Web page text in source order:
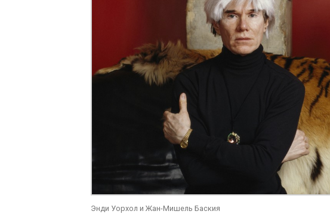
Энди Уорхол и Жан-Мишель Баския